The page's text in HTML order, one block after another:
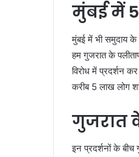
मुंबई में 5
मुंबई में भी समुदाय के
हम गुजरात के
विरोध में प्रदर्शन
करीब 5 लाख लोग
गुजरात
इन प्रदर्शनों के